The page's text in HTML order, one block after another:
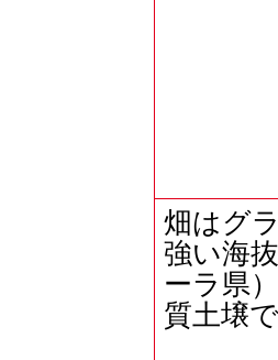
畑はグ
強い海
ーラ県
質土壌